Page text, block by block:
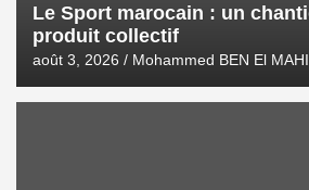
Le Sport marocain : un
produit collectif
août 3, 2026 Mohammed BEN El MAHI